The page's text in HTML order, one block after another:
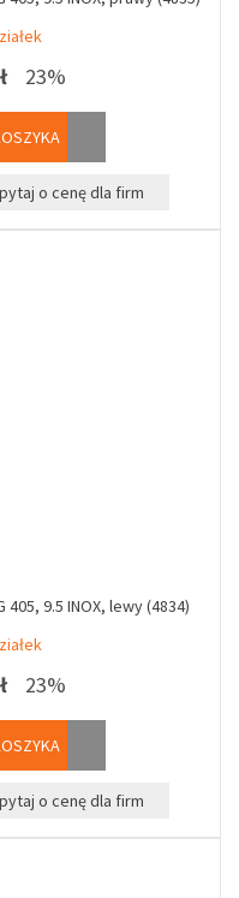
23%
o cenę dla firm
9.5 INOX, lewy (4834)
23%
o cenę dla firm